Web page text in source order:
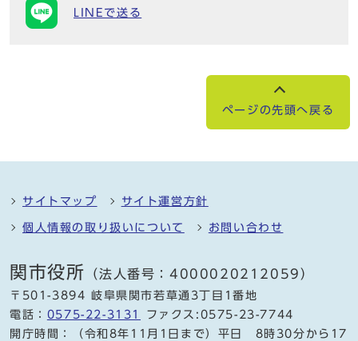
LINEで送る
ページの先頭へ戻る
サイトマップ サイト運営方針
個人情報の取り扱いについて お問い合わせ
関市役所 （法人番号：4000020212059）
〒501-3894 岐阜県関市若草通3丁目1番地
電話： 0575-22-3131
ファクス:0575-23-7744
開庁時間：（令和8年11月1日まで）平日 8時30分から17